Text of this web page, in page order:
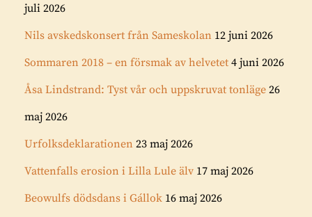
juli 2026
Nils avskedskonsert från Sameskolan 12 juni 2026
Sommaren 2018 – en försmak av helvetet 4 juni 2026
Åsa Lindstrand: Tyst vår och uppskruvat tonläge 26
maj 2026
Urfolksdeklarationen 23 maj 2026
Vattenfalls erosion i Lilla Lule älv 17 maj 2026
Beowulfs dödsdans i Gállok 16 maj 2026